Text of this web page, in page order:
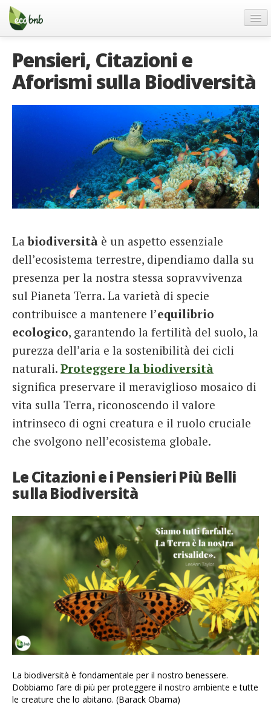
Menu
Salta
contenuto
Offerte Speciali
Regali
FAQ
Italiano
English
Spanish
Italiano
Pensieri, Citazioni e
Aforismi sulla Biodiversità
Labiodiversità è un aspetto essenziale
dell’ecosistema terrestre, dipendiamo dalla su
presenza per la nostra stessa sopravvivenza
sul Pianeta Terra. La varietà di specie
contribuisce a mantenere l’equilibrio
ecologico, garantendo la fertilità del suolo, la
purezza dell’aria e la sostenibilità dei cicli
naturali. Proteggere la biodiversità
significa preservare il meraviglioso mosaico di
vita sulla Terra, riconoscendo il valore
intrinseco di ogni creatura e il ruolo cruciale
che svolgono nell’ecosistema globale.
Le Citazioni e i Pensieri Più Belli
sulla Biodiversità
La biodiversità è fondamentale per il nostro benessere.
Dobbiamo fare di più per proteggere il nostro ambiente e tutte
le creature che lo abitano. (Barack Obama)